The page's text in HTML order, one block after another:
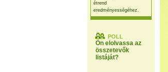
étrend
eredményességéhez.
POLL
Ön elolvassa az
összetevők
listáját?